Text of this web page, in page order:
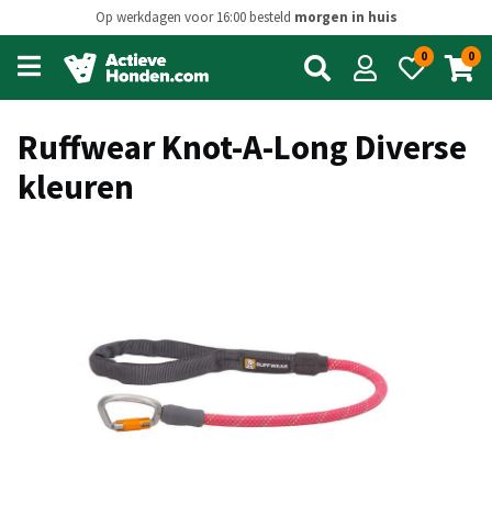
Op werkdagen voor 16:00 besteld morgen in huis
Open
main
menu
0 0
Ruffwear Knot-A-Long Diverse
kleuren